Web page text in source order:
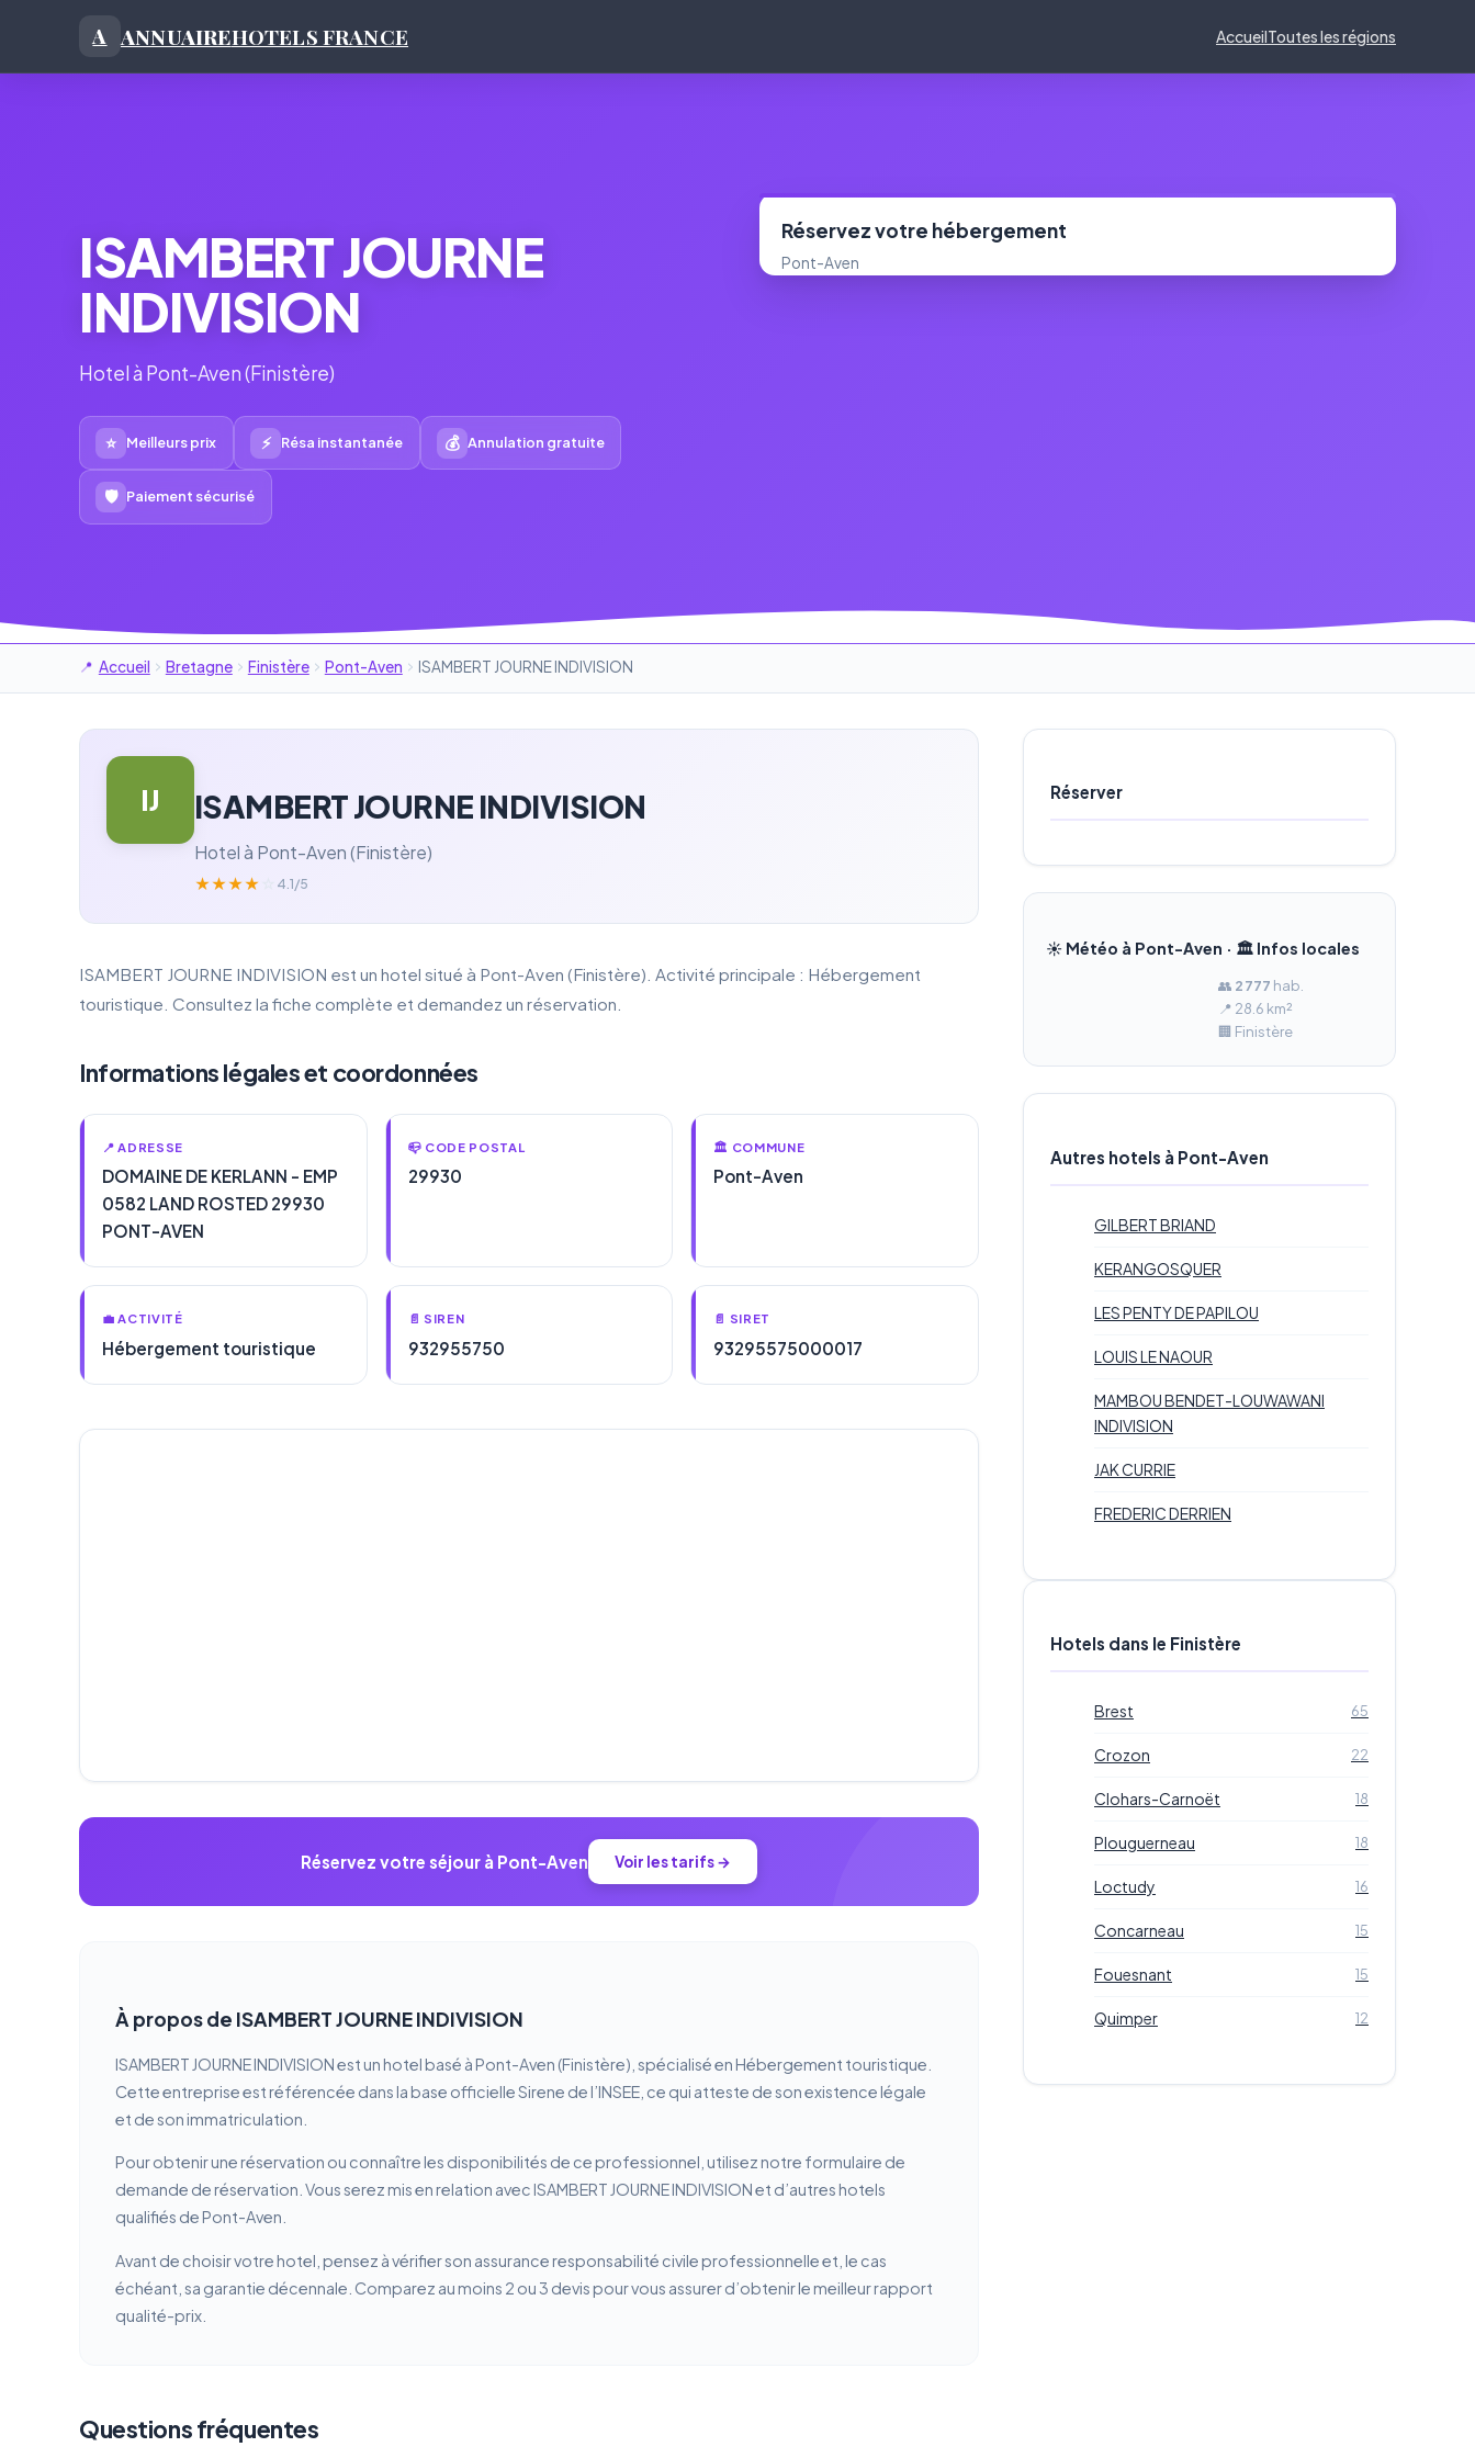
A ANNUAIREHOTELS FRANCE AccueilToutes les régions
ISAMBERT JOURNE
INDIVISION
Hotel à Pont-Aven (Finistère)
⭐ Meilleurs prix ⚡ Résa instantanée 💰 Annulation gratuite
🛡 Paiement sécurisé
Réservez votre hébergement
Pont-Aven
Accueil Bretagne Finistère Pont-Aven ISAMBERT JOURNE INDIVISION
IJ ISAMBERT JOURNE INDIVISION
Hotel à Pont-Aven (Finistère)
★★★★ 4.1/5
ISAMBERT JOURNE INDIVISION est un hotel situé à Pont-Aven (Finistère). Activité principale : Hébergement
touristique. Consultez la fiche complète et demandez un réservation.
Informations légales et coordonnées
📍 ADRESSE
DOMAINE DE KERLANN - EMP
0582 LAND ROSTED 29930
PONT-AVEN
📪 CODE POSTAL
29930
🏛️ COMMUNE
Pont-Aven
💼 ACTIVITÉ
Hébergement touristique
📄 SIREN
932955750
📄 SIRET
93295575000017
Réservez votre séjour à Pont-Aven Voir les tarifs →
À propos de ISAMBERT JOURNE INDIVISION
ISAMBERT JOURNE INDIVISION est un hotel basé à Pont-Aven (Finistère), spécialisé en Hébergement touristique.
Cette entreprise est référencée dans la base officielle Sirene de l’INSEE, ce qui atteste de son existence légale
et de son immatriculation.
Pour obtenir une réservation ou connaître les disponibilités de ce professionnel, utilisez notre formulaire de
demande de réservation. Vous serez mis en relation avec ISAMBERT JOURNE INDIVISION et d’autres hotels
qualifiés de Pont-Aven.
Avant de choisir votre hotel, pensez à vérifier son assurance responsabilité civile professionnelle et, le cas
échéant, sa garantie décennale. Comparez au moins 2 ou 3 devis pour vous assurer d’obtenir le meilleur rapport
qualité-prix.
Questions fréquentes
Réserver
☀️ Météo à Pont-Aven · 🏛️ Infos locales
👥 2 777 hab.
📍 28.6 km²
🏢 Finistère
Autres hotels à Pont-Aven
GILBERT BRIAND
KERANGOSQUER
LES PENTY DE PAPILOU
LOUIS LE NAOUR
MAMBOU BENDET-LOUWAWANI
INDIVISION
JAK CURRIE
FREDERIC DERRIEN
Hotels dans le Finistère
Brest 65
Crozon 22
Clohars-Carnoët 18
Plouguerneau 18
Loctudy 16
Concarneau 15
Fouesnant 15
Quimper 12